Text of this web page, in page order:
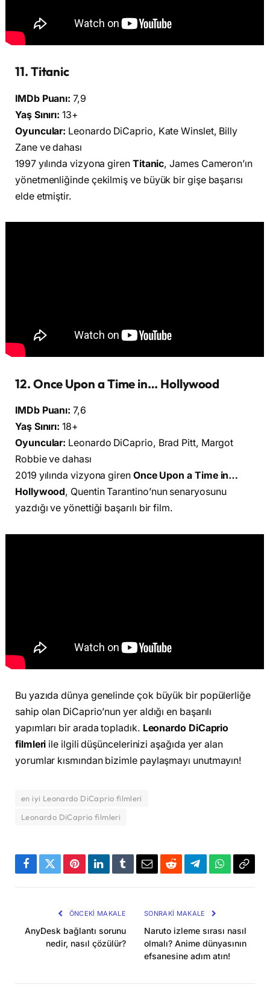
11. Titanic
IMDb Puanı: 7,9
Yaş Sınırı: 13+
Oyuncular: Leonardo DiCaprio, Kate Winslet, Billy
Zane ve dahası
1997 yılında vizyona giren Titanic, James Cameron’ın
yönetmenliğinde çekilmiş ve büyük bir gişe başarısı
elde etmiştir.
12. Once Upon a Time in… Hollywood
IMDb Puanı: 7,6
Yaş Sınırı: 18+
Oyuncular: Leonardo DiCaprio, Brad Pitt, Margot
Robbie ve dahası
2019 yılında vizyona giren Once Upon a Time in…
Hollywood, Quentin Tarantino’nun senaryosunu
yazdığı ve yönettiği başarılı bir film.
Bu yazıda dünya genelinde çok büyük bir popülerliğe
sahip olan DiCaprio’nun yer aldığı en başarılı
yapımları bir arada topladık. Leonardo DiCaprio
filmleri ile ilgili düşüncelerinizi aşağıda yer alan
yorumlar kısmından bizimle paylaşmayı unutmayın!
en iyi Leonardo DiCaprio filmleri
Leonardo DiCaprio filmleri
Facebook
TwitterPinterestLinkedInTumblrEmailRedditTelegramWhatsApp
ÖNCEKI MAKALE
AnyDesk bağlantı sorunu
nedir, nasıl çözülür?
SONRAKI MAKALE
Naruto izleme sırası nasıl
olmalı? Anime dünyasının
efsanesine adım atın!